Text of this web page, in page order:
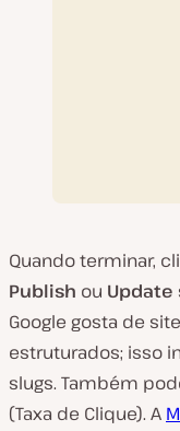
Quando terminar,
Publish ou Update
Google gosta de
estruturados; isso
slugs. Também
(Taxa de Clique). A